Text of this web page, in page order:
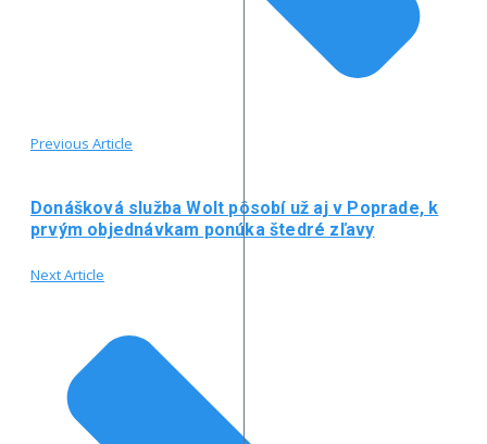
Previous Article
Donášková služba Wolt pôsobí už aj v Poprade, k
prvým objednávkam ponúka štedré zľavy
Next Article